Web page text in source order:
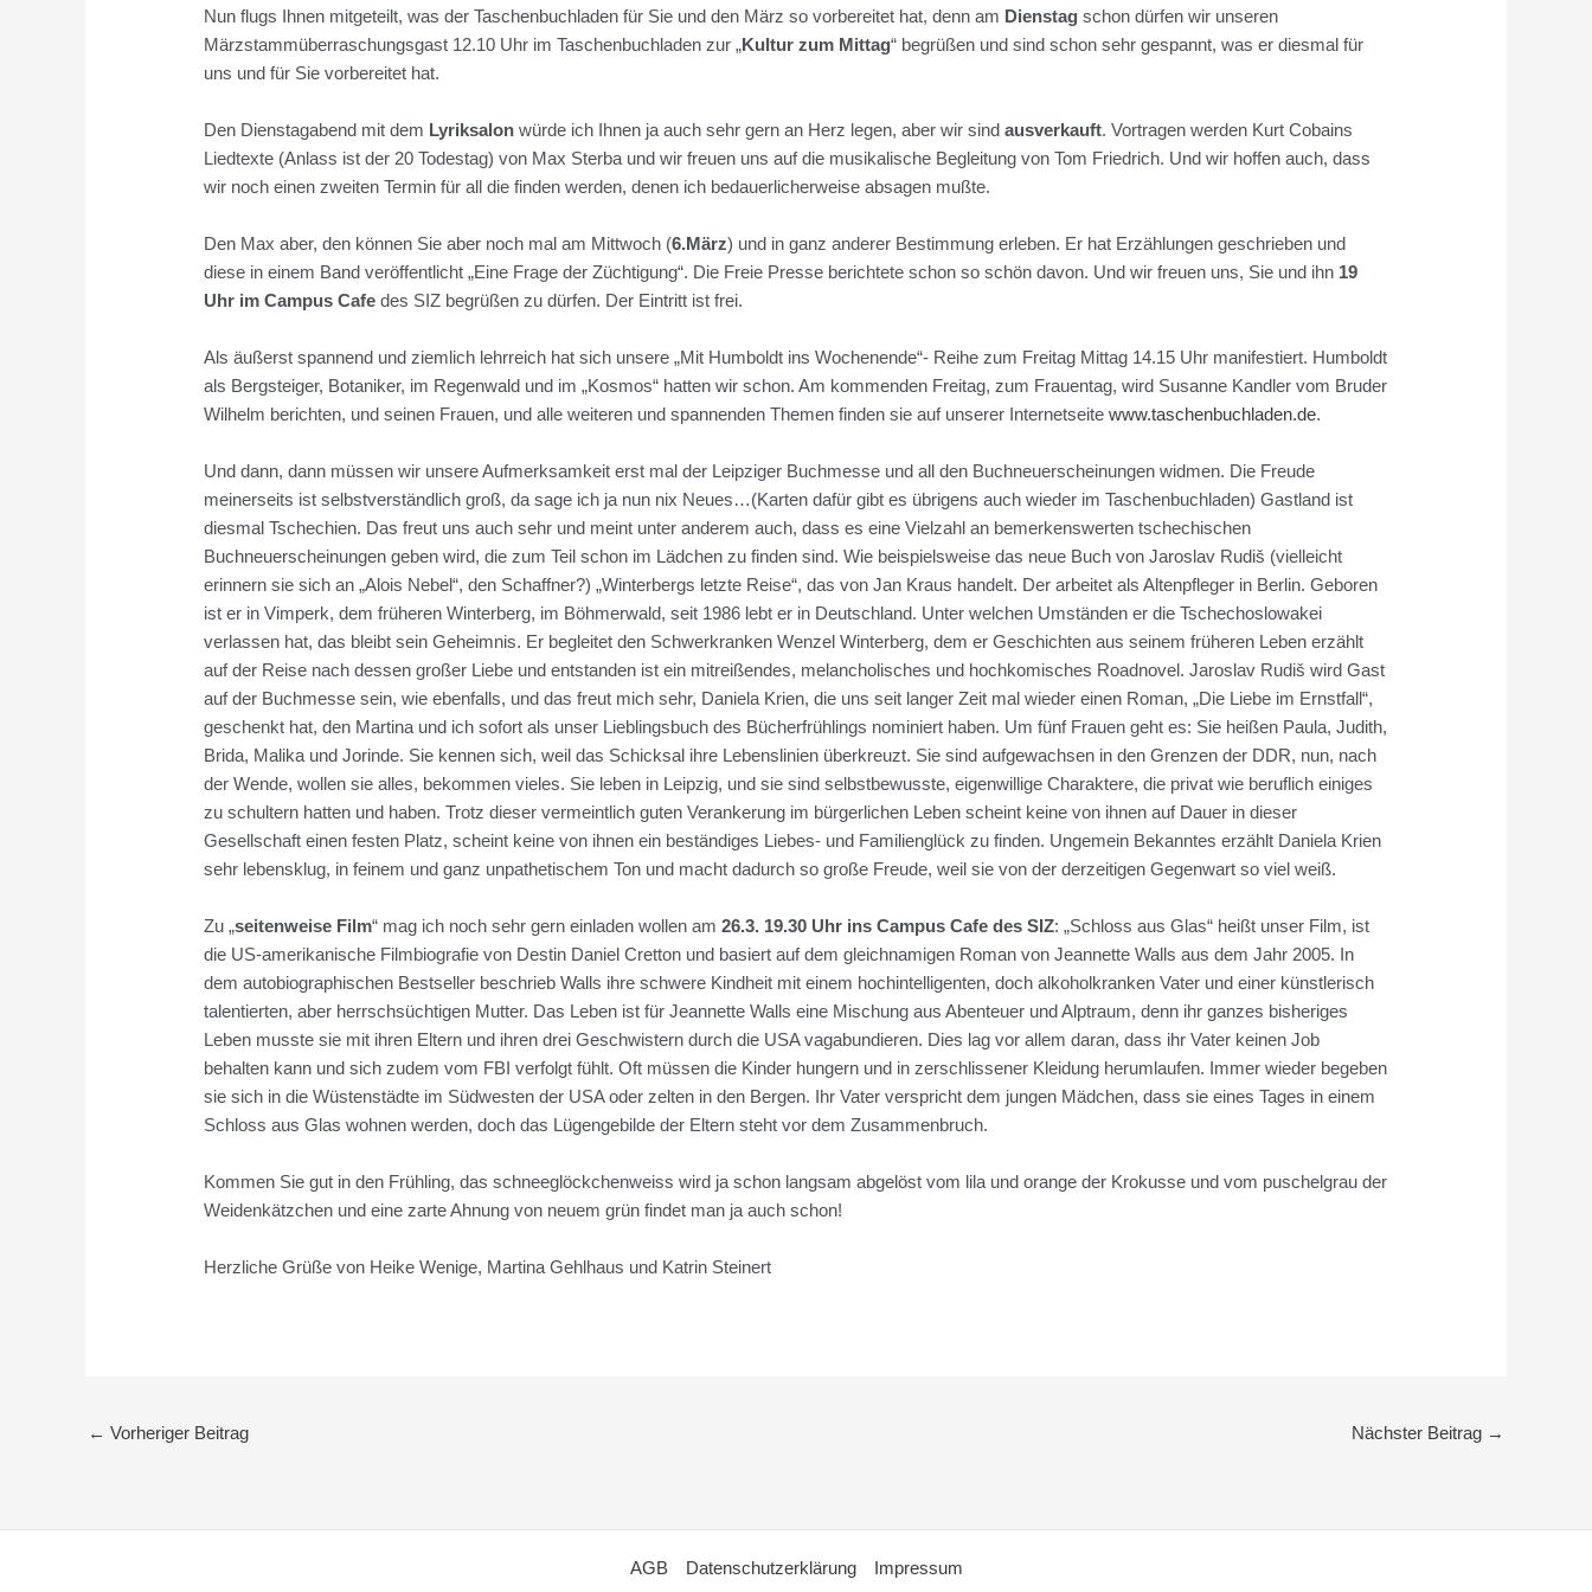
Nun flugs Ihnen mitgeteilt, was der Taschenbuchladen für Sie und den März so vorbereitet hat, denn am Dienstag schon dürfen wir unseren
Märzstammüberraschungsgast 12.10 Uhr im Taschenbuchladen zur „Kultur zum Mittag“ begrüßen und sind schon sehr gespannt, was er diesmal für
uns und für Sie vorbereitet hat.
Den Dienstagabend mit dem Lyriksalon würde ich Ihnen ja auch sehr gern an Herz legen, aber wir sindausverkauft. Vortragen werden Kurt Cobains
Liedtexte (Anlass ist der 20 Todestag) von Max Sterba und wir freuen uns auf die musikalische Begleitung von Tom Friedrich. Und wir hoffen auch, dass
wir noch einen zweiten Termin für all die finden werden, denen ich bedauerlicherweise absagen mußte.
Den Max aber, den können Sie aber noch mal am Mittwoch (6.März) und in ganz anderer Bestimmung erleben. Er hat Erzählungen geschrieben und
diese in einem Band veröffentlicht „Eine Frage der Züchtigung“. Die Freie Presse berichtete schon so schön davon. Und wir freuen uns, Sie und ihn 19
Uhr im Campus Cafedes SIZ begrüßen zu dürfen. Der Eintritt ist frei.
Als äußerst spannend und ziemlich lehrreich hat sich unsere „Mit Humboldt ins Wochenende“- Reihe zum Freitag Mittag 14.15 Uhr manifestiert. Humboldt
als Bergsteiger, Botaniker, im Regenwald und im „Kosmos“ hatten wir schon. Am kommenden Freitag, zum Frauentag, wird Susanne Kandler vom Bruder
Wilhelm berichten, und seinen Frauen, und alle weiteren und spannenden Themen finden sie auf unserer Internetseitewww.taschenbuchladen.de.
Und dann, dann müssen wir unsere Aufmerksamkeit erst mal der Leipziger Buchmesse und all den Buchneuerscheinungen widmen. Die Freude
meinerseits ist selbstverständlich groß, da sage ich ja nun nix Neues…(Karten dafür gibt es übrigens auch wieder im Taschenbuchladen) Gastland ist
diesmal Tschechien. Das freut uns auch sehr und meint unter anderem auch, dass es eine Vielzahl an bemerkenswerten tschechischen
Buchneuerscheinungen geben wird, die zum Teil schon im Lädchen zu finden sind. Wie beispielsweise das neue Buch von Jaroslav Rudiš (vielleicht
erinnern sie sich an „Alois Nebel“, den Schaffner?) „Winterbergs letzte Reise“, das von Jan Kraus handelt. Der arbeitet als Altenpfleger in Berlin. Geboren
ist er in Vimperk, dem früheren Winterberg, im Böhmerwald, seit 1986 lebt er in Deutschland. Unter welchen Umständen er die Tschechoslowakei
verlassen hat, das bleibt sein Geheimnis. Er begleitet den Schwerkranken Wenzel Winterberg, dem er Geschichten aus seinem früheren Leben erzählt
auf der Reise nach dessen großer Liebe und entstanden ist ein mitreißendes, melancholisches und hochkomisches Roadnovel. Jaroslav Rudiš wird Gast
auf der Buchmesse sein, wie ebenfalls, und das freut mich sehr, Daniela Krien, die uns seit langer Zeit mal wieder einen Roman, „Die Liebe im Ernstfall“,
geschenkt hat, den Martina und ich sofort als unser Lieblingsbuch des Bücherfrühlings nominiert haben. Um fünf Frauen geht es: Sie heißen Paula, Judith,
Brida, Malika und Jorinde. Sie kennen sich, weil das Schicksal ihre Lebenslinien überkreuzt. Sie sind aufgewachsen in den Grenzen der DDR, nun, nach
der Wende, wollen sie alles, bekommen vieles. Sie leben in Leipzig, und sie sind selbstbewusste, eigenwillige Charaktere, die privat wie beruflich einiges
zu schultern hatten und haben. Trotz dieser vermeintlich guten Verankerung im bürgerlichen Leben scheint keine von ihnen auf Dauer in dieser
Gesellschaft einen festen Platz, scheint keine von ihnen ein beständiges Liebes- und Familienglück zu finden. Ungemein Bekanntes erzählt Daniela Krien
sehr lebensklug, in feinem und ganz unpathetischem Ton und macht dadurch so große Freude, weil sie von der derzeitigen Gegenwart so viel weiß.
Zu „seitenweise Film“ mag ich noch sehr gern einladen wollen am26.3. 19.30 Uhr ins Campus Cafe des SIZ: „Schloss aus Glas“ heißt unser Film, ist
die US-amerikanische Filmbiografie von Destin Daniel Cretton und basiert auf dem gleichnamigen Roman von Jeannette Walls aus dem Jahr 2005. In
dem autobiographischen Bestseller beschrieb Walls ihre schwere Kindheit mit einem hochintelligenten, doch alkoholkranken Vater und einer künstlerisch
talentierten, aber herrschsüchtigen Mutter. Das Leben ist für Jeannette Walls eine Mischung aus Abenteuer und Alptraum, denn ihr ganzes bisheriges
Leben musste sie mit ihren Eltern und ihren drei Geschwistern durch die USA vagabundieren. Dies lag vor allem daran, dass ihr Vater keinen Job
behalten kann und sich zudem vom FBI verfolgt fühlt. Oft müssen die Kinder hungern und in zerschlissener Kleidung herumlaufen. Immer wieder begeben
sie sich in die Wüstenstädte im Südwesten der USA oder zelten in den Bergen. Ihr Vater verspricht dem jungen Mädchen, dass sie eines Tages in einem
Schloss aus Glas wohnen werden, doch das Lügengebilde der Eltern steht vor dem Zusammenbruch.
Kommen Sie gut in den Frühling, das schneeglöckchenweiss wird ja schon langsam abgelöst vom lila und orange der Krokusse und vom puschelgrau der
Weidenkätzchen und eine zarte Ahnung von neuem grün findet man ja auch schon!
Herzliche Grüße von Heike Wenige, Martina Gehlhaus und Katrin Steinert
← Vorheriger Beitrag Nächster Beitrag →
AGB Datenschutzerklärung Impressum